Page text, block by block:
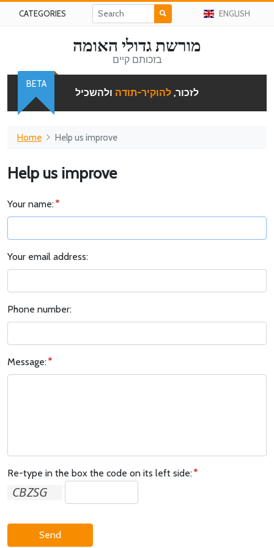
CATEGORIES ENGLISH
מורשת גדולי האומה
בזכותם קיים
לזכור, להוקיר-תודה ולהשכיל
BETA
Home Help us improve
Help us improve
Your name:
Your email address:
Phone number:
Message:
Re-type in the box the code on its left side:
Send